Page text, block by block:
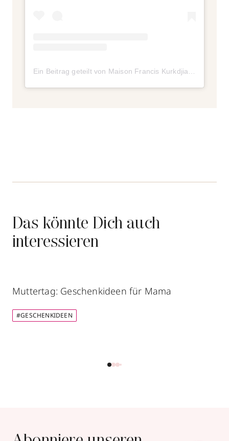
Ein Beitrag geteilt von Maison Francis Kurkdjian (@maisonfranciskurkdjian)
Das könnte Dich auch
interessieren
Muttertag: Geschenkideen für Mama
#GESCHENKIDEEN